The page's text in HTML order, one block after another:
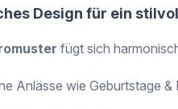
Design für ein
fügt sich
Anlässe wie Geburtstage